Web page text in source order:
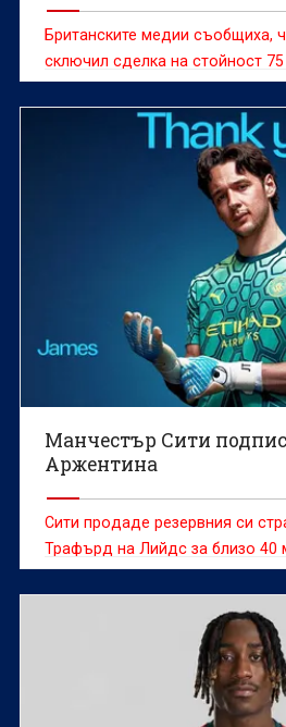
Британските медии съобщиха,
сключил сделка на стойност
Манчестър Сити
Аржентина
Сити продаде резервния си
Трафърд на Лийдс за близо 40